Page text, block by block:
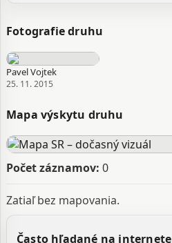
Fotografie druhu
Pavel Vojtek
25. 11. 2015
Mapa výskytu druhu
Počet záznamov: 0
Zatiaľ bez mapovania.
Často hľadané na internete